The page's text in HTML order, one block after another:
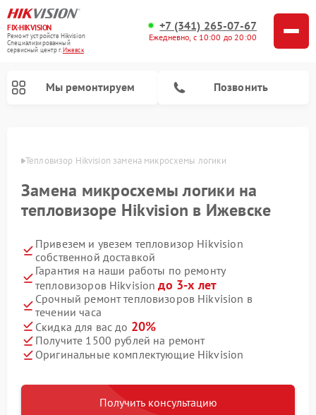
FIX-HIKVISION
Ремонт устройств Hikvision
Специализированный
cервисный центр г.Ижевск
+7 (341) 265-07-67
Ежедневно, с 10:00 до 20:00
Мы ремонтируем Позвонить
Тепловизор Hikvision замена микросхемы логики
Замена микросхемы логики на
тепловизоре Hikvision в Ижевске
Привезем и увезем тепловизор Hikvision
собственной доставкой
Гарантия на наши работы по ремонту
тепловизоров Hikvisionдо 3-х лет
Срочный ремонт тепловизоров Hikvision в
течении часа
Скидка для вас до 20%
Получите 1500 рублей на ремонт
Оригинальные комплектующие Hikvision
Получить консультацию